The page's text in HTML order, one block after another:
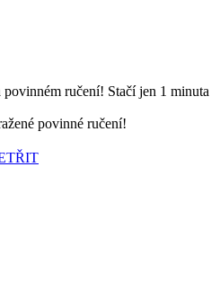
ručení! Stačí jen 1 minuta
povinné ručení!